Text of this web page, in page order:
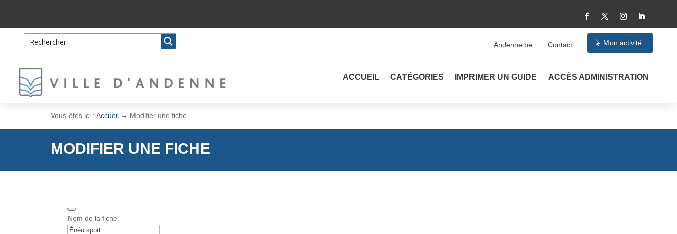
Content
la
navigation
Andenne.be Contact Mon activité
ACCUEIL CATÉGORIES IMPRIMER UN GUIDE ACCÈS ADMINISTRATION
Vous êtes ici : Accueil→ Modifier une fiche
MODIFIER UNE FICHE
Nom de la fiche